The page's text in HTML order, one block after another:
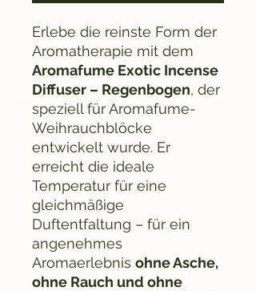
Erlebe die reinste Form der
Aromatherapie mit dem
Aromafume Exotic Incense
Diffuser – Regenbogen, der
speziell für Aromafume-
Weihrauchblöcke
entwickelt wurde. Er
erreicht die ideale
Temperatur für eine
gleichmäßige
Duftentfaltung – für ein
angenehmes
Aromaerlebnis ohne Asche,
ohne Rauch und ohne